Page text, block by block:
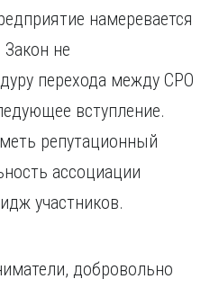
намеревается
не
перехода между СРО
вступление.
репутационный
ассоциации
участников.
добровольно